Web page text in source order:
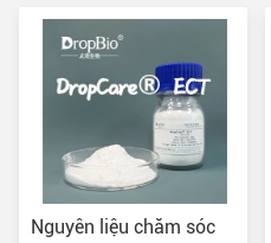
Nguyên liệu chăm sóc